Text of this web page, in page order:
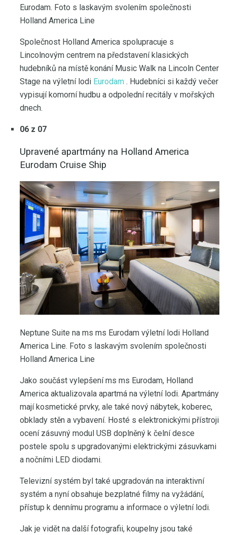
Eurodam. Foto s laskavým svolením společnosti
Holland America Line
Společnost Holland America spolupracuje s
Lincolnovým centrem na představení klasických
hudebníků na místě konání Music Walk na Lincoln Center
Stage na výletní lodi Eurodam . Hudebníci si každý večer
vypisují komorní hudbu a odpolední recitály v mořských
dnech.
06 z 07
Upravené apartmány na Holland America
Eurodam Cruise Ship
Neptune Suite na ms ms Eurodam výletní lodi Holland
America Line. Foto s laskavým svolením společnosti
Holland America Line
Jako součást vylepšení ms ms Eurodam, Holland
America aktualizovala apartmá na výletní lodi. Apartmány
mají kosmetické prvky, ale také nový nábytek, koberec,
obklady stěn a vybavení. Hosté s elektronickými přístroji
ocení zásuvný modul USB doplněný k čelní desce
postele spolu s upgradovanými elektrickými zásuvkami
a nočními LED diodami.
Televizní systém byl také upgradován na interaktivní
systém a nyní obsahuje bezplatné filmy na vyžádání,
přístup k dennímu programu a informace o výletní lodi.
Jak je vidět na další fotografii, koupelny jsou také